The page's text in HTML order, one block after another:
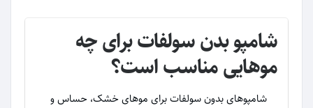
شامپو بدن سولفات برای چه
موهایی مناسب است؟
شامپوهای بدون سولفات برای موهای خشک، حساس و